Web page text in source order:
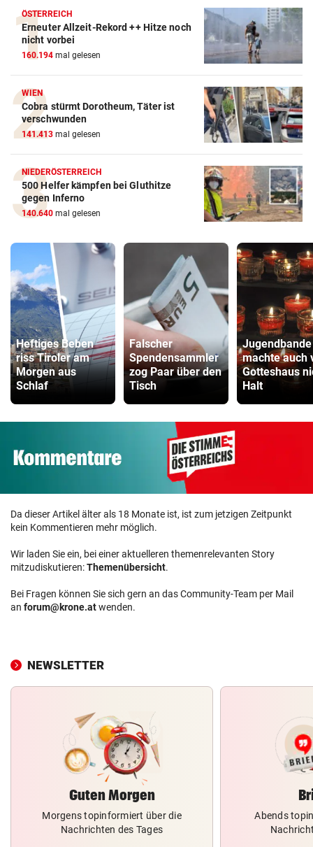
ÖSTERREICH
Erneuter Allzeit-Rekord ++ Hitze noch
nicht vorbei
160.194 mal gelesen
WIEN
Cobra stürmt Dorotheum, Täter ist
verschwunden
141.413 mal gelesen
NIEDERÖSTERREICH
500 Helfer kämpfen bei Gluthitze
gegen Inferno
140.640 mal gelesen
Heftiges Beben
riss Tiroler am
Morgen aus
Schlaf
Falscher
Spendensammler
zog Paar über den
Tisch
Jugendbande
machte auch
Gotteshaus
Halt
Da dieser Artikel älter als 18 Monate ist, ist zum jetzigen Zeitpunkt
kein Kommentieren mehr möglich.
Wir laden Sie ein, bei einer aktuelleren themenrelevanten Story
mitzudiskutieren:Themenübersicht.
Bei Fragen können Sie sich gern an das Community-Team per Mail
an forum@krone.atwenden.
NEWSLETTER
Guten Morgen
Morgens topinformiert über die
Nachrichten des Tages
Abends